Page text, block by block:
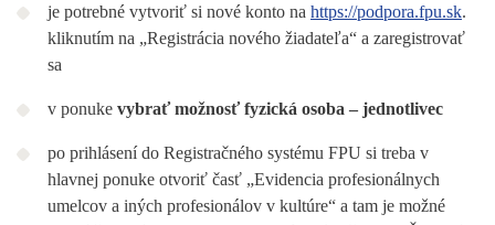
je potrebné vytvoriť si nové konto na https://podpora.fpu.sk.
kliknutím na „Registrácia nového žiadateľa“ a zaregistrovať
sa
v ponuke vybrať možnosť fyzická osoba – jednotlivec
po prihlásení do Registračného systému FPU si treba v
hlavnej ponuke otvoriť časť „Evidencia profesionálnych
umelcov a iných profesionálov v kultúre“ a tam je možné